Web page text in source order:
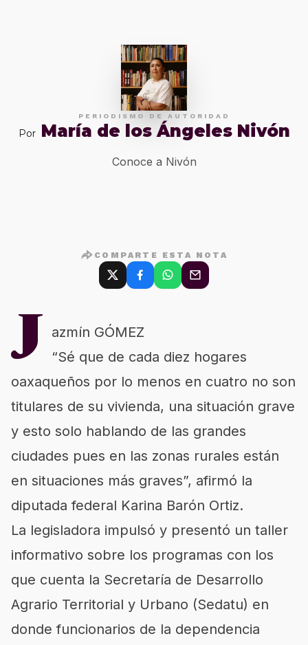
PERIODISMO DE AUTORIDAD
Por María de los Ángeles Nivón
Conoce a Nivón
COMPARTE ESTA NOTA
J
azmín GÓMEZ
“Sé que de cada diez hogares
oaxaqueños por lo menos en cuatro no son
titulares de su vivienda, una situación grave
y esto solo hablando de las grandes
ciudades pues en las zonas rurales están
en situaciones más graves”, afirmó la
diputada federal Karina Barón Ortiz.
La legisladora impulsó y presentó un taller
informativo sobre los programas con los
que cuenta la Secretaría de Desarrollo
Agrario Territorial y Urbano (Sedatu) en
donde funcionarios de la dependencia